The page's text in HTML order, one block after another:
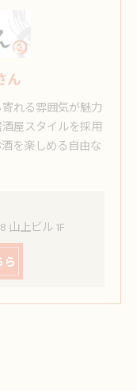
ん
れる雰囲気が魅力
屋スタイルを採用
を楽しめる自由な
山上ビル 1F
ら